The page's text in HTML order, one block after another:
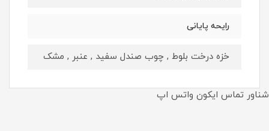
رايحه پايانى
خزه درخت بلوط , چوب صندل سفید , عنبر , مشک
شناور تماس ایکون واتس اپ